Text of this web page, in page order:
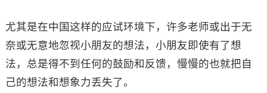
尤其是在中国这样的应试环境下，许多老师或出于无
奈或无意地忽视小朋友的想法，小朋友即使有了想
法，总是得不到任何的鼓励和反馈，慢慢的也就把自
己的想法和想象力丢失了。